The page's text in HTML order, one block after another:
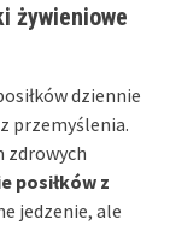
żywieniowe
dziennie
przemyślenia.
zdrowych
posiłków z
jedzenie, ale